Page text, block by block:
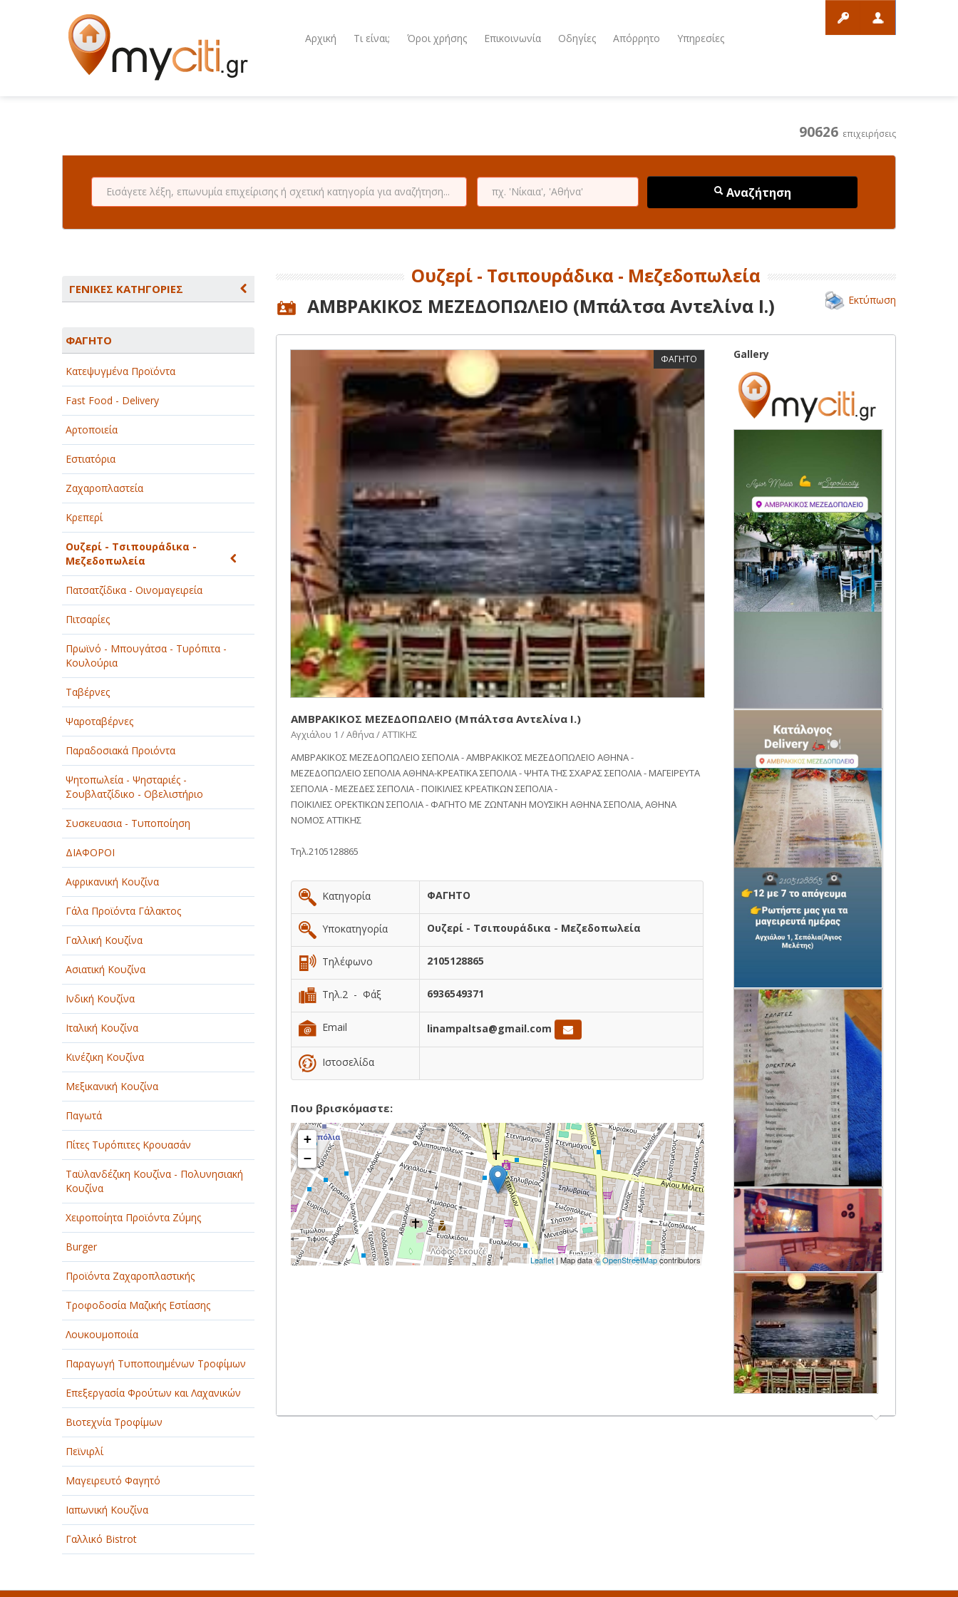
Αρχική Τι είναι; Όροι χρήσης Επικοινωνία Οδηγίες Απόρρητο Υπηρεσίες
90626 επιχειρήσεις
Αναζήτηση
ΓΕΝΙΚΕΣ ΚΑΤΗΓΟΡΙΕΣ
ΑΘΛΗΤΙΣΜΟΣ
ΑΥΤΟΚΙΝΗΤΑ - ΜΗΧΑΝΕΣ - ΣΚΑΦΗ
ΔΙΑΣΚΕΔΑΣΗ - ΨΥΧΑΓΩΓΙΑ - ΤΕΧΝΕΣ
ΔΙΑΦΗΜΙΣΗ - ΜΜΕ
ΕΚΚΛΗΣΙΕΣ - ΦΙΛΑΝΘΡΩΠΙΚΑ
ΣΩΜΑΤΕΙΑ
ΕΚΠΑΙΔΕΥΣΗ - ΣΧΟΛΕΣ
ΕΜΠΟΡΙΟ - ΕΜΠΟΡΙΚΑ ΚΑΤΑΣΤΗΜΑΤΑ
ΕΡΓΟΣΤΑΣΙΑ - ΒΙΟΜΗΧΑΝΙΕΣ
ΞΕΝΟΔΟΧΕΙΑ - ΤΟΥΡΙΣΜΟΣ
ΟΜΟΡΦΙΑ
ΠΑΡΟΧΗ ΥΠΗΡΕΣΙΩΝ
ΤΕΧΝΙΚΑ - ΚΑΤΑΣΚΕΥΑΣΤΙΚΑ
ΤΕΧΝΟΛΟΓΙΑ
ΥΓΕΙΑ - ΙΑΤΡΟΙ
ΦΑΓΗΤΟ
ΦΑΓΗΤΟ
Κατεψυγμένα Προϊόντα
Fast Food - Delivery
Αρτοποιεία
Εστιατόρια
Ζαχαροπλαστεία
Κρεπερί
Ουζερί - Τσιπουράδικα -
Μεζεδοπωλεία
Πατσατζίδικα - Οινομαγειρεία
Πιτσαρίες
Πρωϊνό - Μπουγάτσα - Τυρόπιτα -
Κουλούρια
Ταβέρνες
Ψαροταβέρνες
Παραδοσιακά Προιόντα
Ψητοπωλεία - Ψησταριές -
Σουβλατζίδικο - Οβελιστήριο
Συσκευασια - Τυποποίηση
ΔΙΑΦΟΡΟΙ
Αφρικανική Κουζίνα
Γάλα Προϊόντα Γάλακτος
Γαλλική Κουζίνα
Ασιατική Κουζίνα
Ινδική Κουζίνα
Ιταλική Κουζίνα
Κινέζικη Κουζίνα
Μεξικανική Κουζίνα
Παγωτά
Πίτες Τυρόπιτες Κρουασάν
Ταϋλανδέζικη Κουζίνα - Πολυνησιακή
Κουζίνα
Χειροποίητα Προϊόντα Ζύμης
Burger
Προϊόντα Ζαχαροπλαστικής
Τροφοδοσία Μαζικής Εστίασης
Λουκουμοποιία
Παραγωγή Τυποποιημένων Τροφίμων
Επεξεργασία Φρούτων και Λαχανικών
Βιοτεχνία Τροφίμων
Πεϊνιρλί
Μαγειρευτό Φαγητό
Ιαπωνική Κουζίνα
Γαλλικό Bistrot
Ουζερί - Τσιπουράδικα - Μεζεδοπωλεία
ΑΜΒΡΑΚΙΚΟΣ ΜΕΖΕΔΟΠΩΛΕΙΟ (Μπάλτσα Αντελίνα Ι.) Εκτύπωση
ΦΑΓΗΤΟ
ΑΜΒΡΑΚΙΚΟΣ ΜΕΖΕΔΟΠΩΛΕΙΟ (Μπάλτσα Αντελίνα Ι.)
Αγχιάλου 1 / Αθήνα / ΑΤΤΙΚΗΣ
ΑΜΒΡΑΚΙΚΟΣ ΜΕΖΕΔΟΠΩΛΕΙΟ ΣΕΠΟΛΙΑ - ΑΜΒΡΑΚΙΚΟΣ ΜΕΖΕΔΟΠΩΛΕΙΟ ΑΘΗΝΑ -
ΜΕΖΕΔΟΠΩΛΕΙΟ ΣΕΠΟΛΙΑ ΑΘΗΝΑ-ΚΡΕΑΤΙΚΑ ΣΕΠΟΛΙΑ - ΨΗΤΑ ΤΗΣ ΣΧΑΡΑΣ ΣΕΠΟΛΙΑ - ΜΑΓΕΙΡΕΥΤΑ
ΣΕΠΟΛΙΑ - ΜΕΖΕΔΕΣ ΣΕΠΟΛΙΑ - ΠΟΙΚΙΛΙΕΣ ΚΡΕΑΤΙΚΩΝ ΣΕΠΟΛΙΑ -
ΠΟΙΚΙΛΙΕΣ ΟΡΕΚΤΙΚΩΝ ΣΕΠΟΛΙΑ - ΦΑΓΗΤΟ ΜΕ ΖΩΝΤΑΝΗ ΜΟΥΣΙΚΗ ΑΘΗΝΑ ΣΕΠΟΛΙΑ, ΑΘΗΝΑ
ΝΟΜΟΣ ΑΤΤΙΚΗΣ
Τηλ.2105128865
Κατηγορία ΦΑΓΗΤΟ
Υποκατηγορία Ουζερί - Τσιπουράδικα - Μεζεδοπωλεία
Τηλέφωνο 2105128865
Τηλ.2 - Φάξ 6936549371
Email linampaltsa@gmail.com
Ιστοσελίδα
Που βρισκόμαστε:
+
−
Leaflet| Map data ©OpenStreetMapcontributors
Gallery